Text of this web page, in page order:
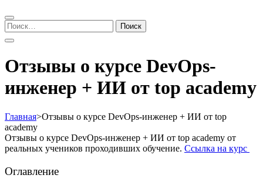
Найти:
Отзывы о курсе DevOps-
инженер + ИИ от top academy
Главная>Отзывы о курсе DevOps-инженер + ИИ от top
academy
Отзывы о курсе DevOps-инженер + ИИ от top academy от
реальных учеников проходивших обучение. Ссылка на курс
Оглавление